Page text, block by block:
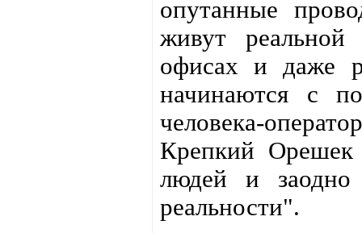
опутанные
живут
офисах и даже
начинаются с
человека-
Крепкий Орешек
людей и заодно
реальности".